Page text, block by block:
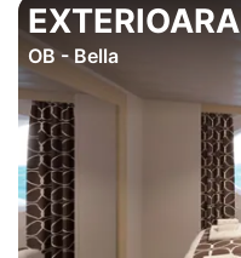
EXTERIOARA
OB - Bella